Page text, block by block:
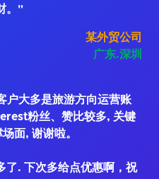
。"
某外贸公司
广东.深圳
户大多是旅游方向运营账
粉丝、赞比较多, 关键
面, 谢谢啦。
了. 下次多给点优惠啊，祝